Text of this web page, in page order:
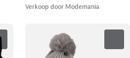
Verkoop door Modemania